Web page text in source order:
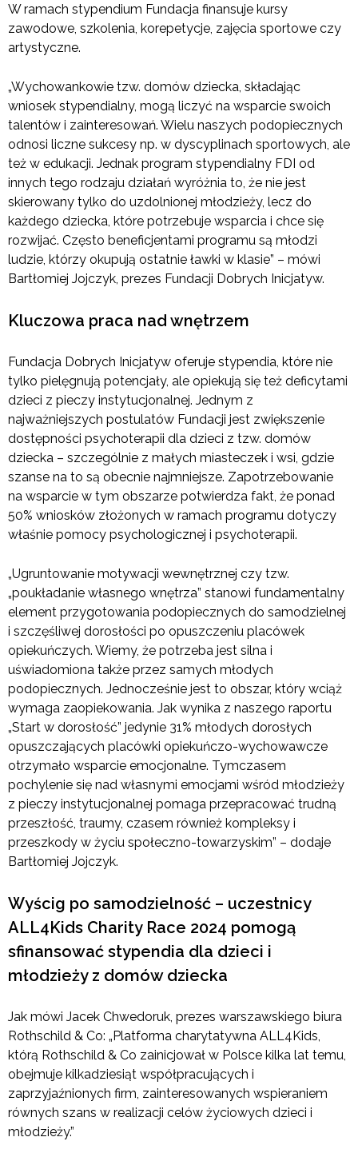
W ramach stypendium Fundacja finansuje kursy
zawodowe, szkolenia, korepetycje, zajęcia sportowe czy
artystyczne.
„Wychowankowie tzw. domów dziecka, składając
wniosek stypendialny, mogą liczyć na wsparcie swoich
talentów i zainteresowań. Wielu naszych podopiecznych
odnosi liczne sukcesy np. w dyscyplinach sportowych, ale
też w edukacji. Jednak program stypendialny FDI od
innych tego rodzaju działań wyróżnia to, że nie jest
skierowany tylko do uzdolnionej młodzieży, lecz do
każdego dziecka, które potrzebuje wsparcia i chce się
rozwijać. Często beneficjentami programu są młodzi
ludzie, którzy okupują ostatnie ławki w klasie” – mówi
Bartłomiej Jojczyk, prezes Fundacji Dobrych Inicjatyw.
Kluczowa praca nad wnętrzem
Fundacja Dobrych Inicjatyw oferuje stypendia, które nie
tylko pielęgnują potencjały, ale opiekują się też deficytami
dzieci z pieczy instytucjonalnej. Jednym z
najważniejszych postulatów Fundacji jest zwiększenie
dostępności psychoterapii dla dzieci z tzw. domów
dziecka – szczególnie z małych miasteczek i wsi, gdzie
szanse na to są obecnie najmniejsze. Zapotrzebowanie
na wsparcie w tym obszarze potwierdza fakt, że ponad
50% wniosków złożonych w ramach programu dotyczy
właśnie pomocy psychologicznej i psychoterapii.
„Ugruntowanie motywacji wewnętrznej czy tzw.
„poukładanie własnego wnętrza” stanowi fundamentalny
element przygotowania podopiecznych do samodzielnej
i szczęśliwej dorosłości po opuszczeniu placówek
opiekuńczych. Wiemy, że potrzeba jest silna i
uświadomiona także przez samych młodych
podopiecznych. Jednocześnie jest to obszar, który wciąż
wymaga zaopiekowania. Jak wynika z naszego raportu
„Start w dorosłość” jedynie 31% młodych dorosłych
opuszczających placówki opiekuńczo-wychowawcze
otrzymało wsparcie emocjonalne. Tymczasem
pochylenie się nad własnymi emocjami wśród młodzieży
z pieczy instytucjonalnej pomaga przepracować trudną
przeszłość, traumy, czasem również kompleksy i
przeszkody w życiu społeczno-towarzyskim” – dodaje
Bartłomiej Jojczyk.
Wyścig po samodzielność – uczestnicy
ALL4Kids Charity Race 2024 pomogą
sfinansować stypendia dla dzieci i
młodzieży z domów dziecka
Jak mówi Jacek Chwedoruk, prezes warszawskiego biura
Rothschild & Co: „Platforma charytatywna ALL4Kids,
którą Rothschild & Co zainicjował w Polsce kilka lat temu,
obejmuje kilkadziesiąt współpracujących i
zaprzyjaźnionych firm, zainteresowanych wspieraniem
równych szans w realizacji celów życiowych dzieci i
młodzieży.”